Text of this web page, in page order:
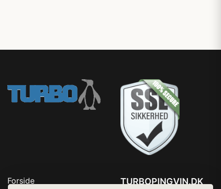
Forside
TURBOPINGVIN.DK